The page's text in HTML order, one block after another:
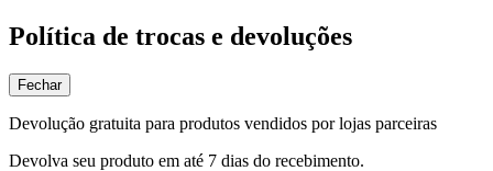
Política de trocas e devoluções
Fechar
Devolução gratuita para produtos vendidos por lojas parceiras
Devolva seu produto em até 7 dias do recebimento.